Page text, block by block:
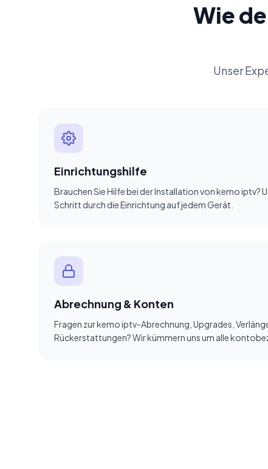
Wie
Unser
Einrichtungshilfe
Brauchen Sie Hilfe bei der Installation von kemo iptv?
Schritt durch die Einrichtung auf jedem Gerät.
Abrechnung & Konten
Fragen zur kemo iptv-Abrechnung, Upgrades,
Rückerstattungen? Wir kümmern uns um alle